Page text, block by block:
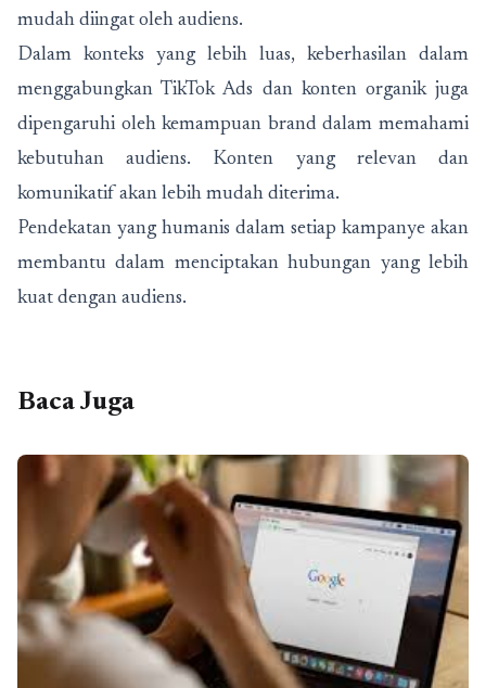
mudah diingat oleh audiens.
Dalam konteks yang lebih luas, keberhasilan dalam
menggabungkan TikTok Ads dan konten organik juga
dipengaruhi oleh kemampuan brand dalam memahami
kebutuhan audiens. Konten yang relevan dan
komunikatif akan lebih mudah diterima.
Pendekatan yang humanis dalam setiap kampanye akan
membantu dalam menciptakan hubungan yang lebih
kuat dengan audiens.
Baca Juga